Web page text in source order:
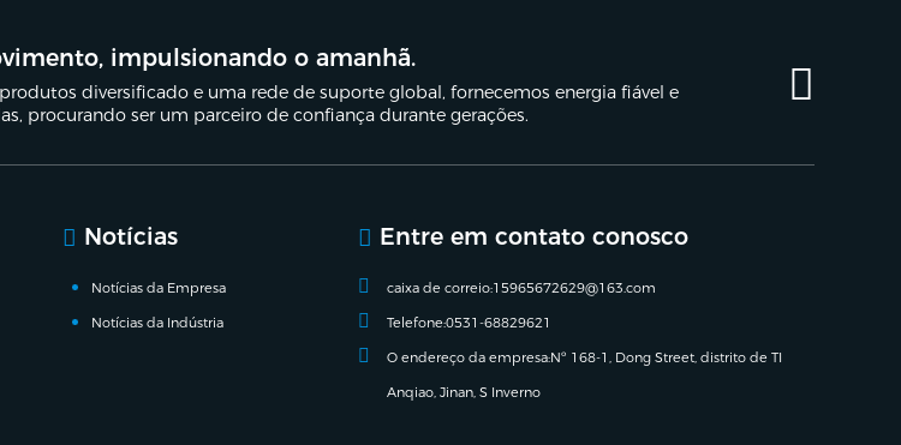
impulsionando o amanhã.
diversificado e uma rede de suporte global, fornecemos energia fiável e
procurando ser um parceiro de confiança durante gerações.
Notícias
Notícias da Empresa
Notícias da Indústria
Entre em contato conosco
caixa de correio:15965672629@163.com
Telefone:0531-68829621
O endereço da empresa:Nº 168-1, Dong Street, distrito de TI
Anqiao, Jinan, S Inverno